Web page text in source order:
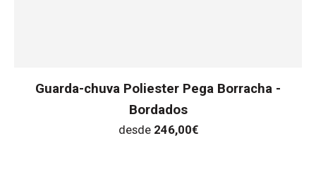
Guarda-chuva Poliester Pega Borracha -
Bordados
desde 246,00€